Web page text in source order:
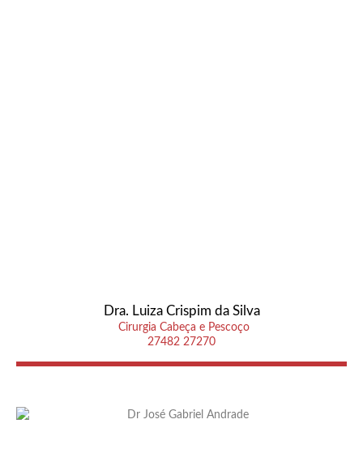
Dra. Luiza Crispim da Silva
Cirurgia Cabeça e Pescoço
27482 27270